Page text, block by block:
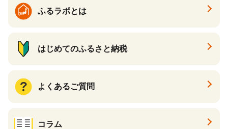
ふるラボとは
はじめてのふるさと納税
よくあるご質問
コラム